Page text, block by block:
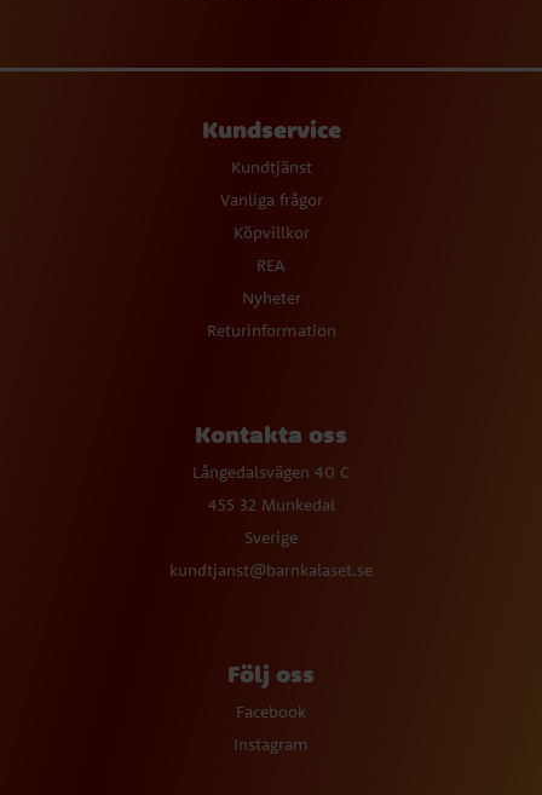
Kundservice
Kundtjänst
Vanliga frågor
Köpvillkor
REA
Nyheter
Returinformation
Kontakta oss
Långedalsvägen 40 C
455 32 Munkedal
Sverige
kundtjanst@barnkalaset.se
Följ oss
Facebook
Instagram